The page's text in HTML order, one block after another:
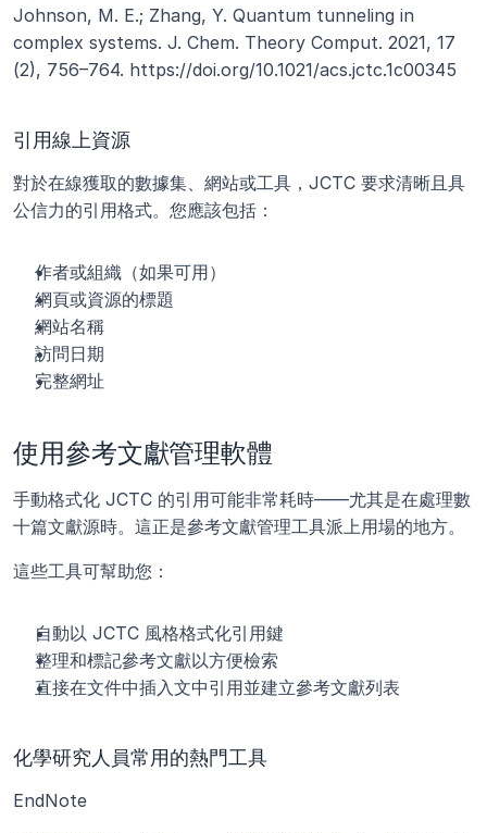
Johnson, M. E.; Zhang, Y. Quantum tunneling in
complex systems. J. Chem. Theory Comput. 2021, 17
(2), 756–764. https://doi.org/10.1021/acs.jctc.1c00345
引用線上資源
對於在線獲取的數據集、網站或工具，JCTC 要求清晰且具
公信力的引用格式。您應該包括：
作者或組織（如果可用）
網頁或資源的標題
網站名稱
訪問日期
完整網址
使用參考文獻管理軟體
手動格式化 JCTC 的引用可能非常耗時——尤其是在處理數
十篇文獻源時。這正是參考文獻管理工具派上用場的地方。
這些工具可幫助您：
自動以 JCTC 風格格式化引用鍵
整理和標記參考文獻以方便檢索
直接在文件中插入文中引用並建立參考文獻列表
化學研究人員常用的熱門工具
EndNote